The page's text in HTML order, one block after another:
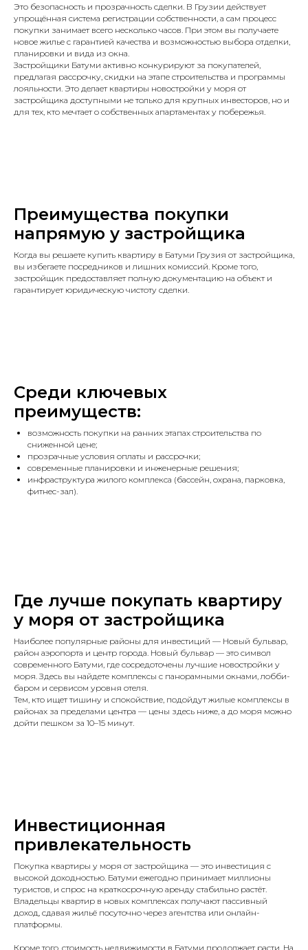
Это безопасность и прозрачность сделки. В Грузии действует
упрощённая система регистрации собственности, а сам процесс
покупки занимает всего несколько часов. При этом вы получаете
новое жилье с гарантией качества и возможностью выбора отделки,
планировки и вида из окна.
Застройщики Батуми активно конкурируют за покупателей,
предлагая рассрочку, скидки на этапе строительства и программы
лояльности. Это делает квартиры новостройки у моря от
застройщика доступными не только для крупных инвесторов, но и
для тех, кто мечтает о собственных апартаментах у побережья.
Преимущества покупки
напрямую у застройщика
Когда вы решаете купить квартиру в Батуми Грузия от застройщика,
вы избегаете посредников и лишних комиссий. Кроме того,
застройщик предоставляет полную документацию на объект и
гарантирует юридическую чистоту сделки.
Среди ключевых
преимуществ:
возможность покупки на ранних этапах строительства по
сниженной цене;
прозрачные условия оплаты и рассрочки;
современные планировки и инженерные решения;
инфраструктура жилого комплекса (бассейн, охрана, парковка,
фитнес-зал).
Где лучше покупать квартиру
у моря от застройщика
Наиболее популярные районы для инвестиций — Новый бульвар,
район аэропорта и центр города. Новый бульвар — это символ
современного Батуми, где сосредоточены лучшие новостройки у
моря. Здесь вы найдете комплексы с панорамными окнами, лобби-
баром и сервисом уровня отеля.
Тем, кто ищет тишину и спокойствие, подойдут жилые комплексы в
районах за пределами центра — цены здесь ниже, а до моря можно
дойти пешком за 10–15 минут.
Инвестиционная
привлекательность
Покупка квартиры у моря от застройщика — это инвестиция с
высокой доходностью. Батуми ежегодно принимает миллионы
туристов, и спрос на краткосрочную аренду стабильно растёт.
Владельцы квартир в новых комплексах получают пассивный
доход, сдавая жильё посуточно через агентства или онлайн-
платформы.
Кроме того, стоимость недвижимости в Батуми продолжает расти. На